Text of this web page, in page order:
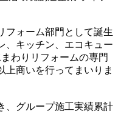
フォーム部門として誕生
、キッチン、エコキュー
わりリフォームの専門
上商いを行ってまいりま
、グループ施工実績累計